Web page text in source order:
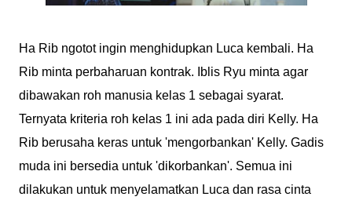
Ha Rib ngotot ingin menghidupkan Luca kembali. Ha
Rib minta perbaharuan kontrak. Iblis Ryu minta agar
dibawakan roh manusia kelas 1 sebagai syarat.
Ternyata kriteria roh kelas 1 ini ada pada diri Kelly. Ha
Rib berusaha keras untuk 'mengorbankan' Kelly. Gadis
muda ini bersedia untuk 'dikorbankan'. Semua ini
dilakukan untuk menyelamatkan Luca dan rasa cinta